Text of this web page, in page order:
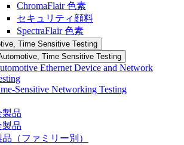
ChromaFlair 色素
セキュリティ顔料
SpectraFlair 色素
Time Sensitive Testing
Time Sensitive Testing
Ethernet Device and Network
Sensitive Networking Testing
製品
製品
品（ファミリー別）